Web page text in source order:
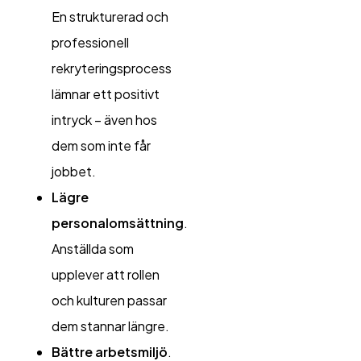
En strukturerad och
professionell
rekryteringsprocess
lämnar ett positivt
intryck – även hos
dem som inte får
jobbet.
Lägre
personalomsättning.
Anställda som
upplever att rollen
och kulturen passar
dem stannar längre.
Bättre arbetsmiljö.